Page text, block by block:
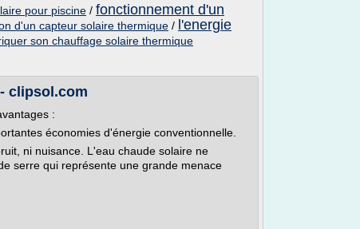
pour piscine / fonctionnement d'un
d'un capteur solaire thermique / l'energie
son chauffage solaire thermique
clipsol.com
:
économies d'énergie conventionnelle.
ni nuisance. L'eau chaude solaire ne
serre qui représente une grande menace